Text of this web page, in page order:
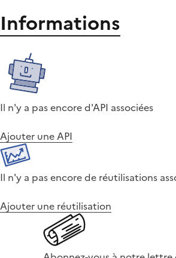
Informations
Il n'y a pas encore d'API associées
Ajouter une API
Il n'y a pas encore de réutilisations
Ajouter une réutilisation